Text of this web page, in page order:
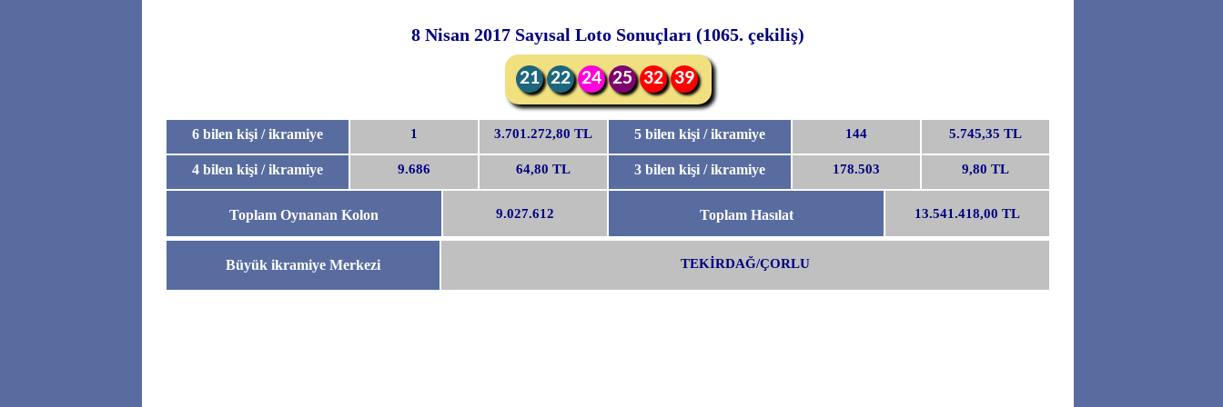
8 Nisan 2017 Sayısal Loto Sonuçları (1065. çekiliş)
21 22 24 25 32 39
6 bilen kişi / ikramiye 1 3.701.272,80 TL 5 bilen kişi / ikramiye 144 5.745,35 TL
4 bilen kişi / ikramiye 9.686 64,80 TL 3 bilen kişi / ikramiye 178.503 9,80 TL
Toplam Oynanan Kolon 9.027.612 Toplam Hasılat 13.541.418,00 TL
Büyük ikramiye Merkezi TEKİRDAĞ/ÇORLU